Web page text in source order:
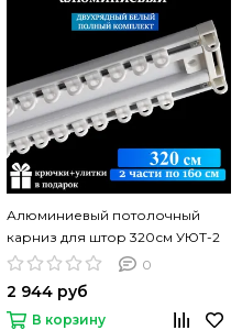
Алюминиевый потолочный
карниз для штор 320см УЮТ-2
двухрядный белый 0
2 944 руб
В корзину